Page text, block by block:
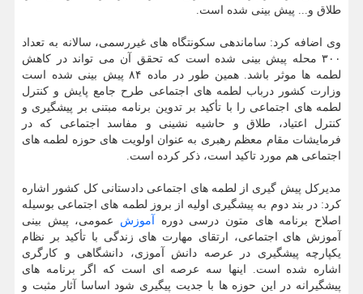
طلاق و... پیش بینی شده است.
وی اضافه کرد: ساماندهی سکونتگاه های غیررسمی، سالانه به تعداد
۳۰۰ محله پیش بینی شده است که تحقق آن می تواند در کاهش
لطمه ها موثر باشد. همین طور در ماده ۸۴ پیش بینی شده است
وزارت کشور درباب لطمه های اجتماعی طرح جامع پایش و کنترل
لطمه های اجتماعی را با تأکید بر تدوین برنامه مبتنی بر پیشگیری و
کنترل اعتیاد، طلاق و حاشیه نشینی و مفاسد اجتماعی که در
فرمایشات مقام معظم رهبری به عنوان اولویت های حوزه لطمه های
اجتماعی هم مورد تاکید است، ذکر کرده است.
مدیرکل پیش گیری از لطمه های اجتماعی دادستانی کل کشور اشاره
کرد: در بند دوم به پیشگیری اولیه از بروز لطمه های اجتماعی بوسیله
اصلاح برنامه های متون درسی دوره آموزش عمومی، پیش بینی
آموزش های اجتماعی، ارتقای مهارت های زندگی با تأکید بر نظام
یکپارچه پیشگیری در عرصه دانش آموزی، دانشگاهی و کارگری
اشاره شده است. اینها سه عرصه ای است که اگر برنامه های
پیشگیرانه در این حوزه ها با جدیت پیگیری شود اساسا آثار مثبت و